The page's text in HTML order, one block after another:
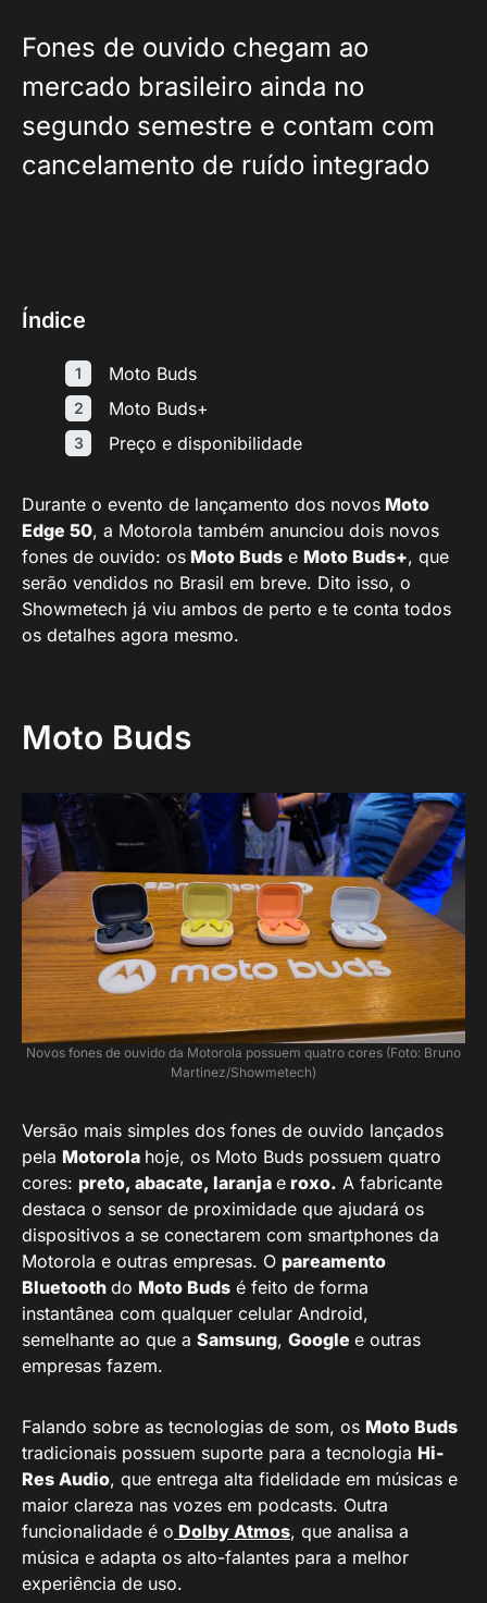
Fones de ouvido chegam ao
mercado brasileiro ainda no
segundo semestre e contam com
cancelamento de ruído integrado
Índice
Moto Buds
Moto Buds+
Preço e disponibilidade
Durante o evento de lançamento dos novos Moto
Edge 50, a Motorola também anunciou dois novos
fones de ouvido: os Moto Buds e Moto Buds+, que
serão vendidos no Brasil em breve. Dito isso, o
Showmetech já viu ambos de perto e te conta todos
os detalhes agora mesmo.
Moto Buds
Novos fones de ouvido da Motorola possuem quatro cores (Foto: Bruno
Martinez/Showmetech)
Versão mais simples dos fones de ouvido lançados
pela Motorola hoje, os Moto Buds possuem quatro
cores: preto, abacate, laranja e roxo. A fabricante
destaca o sensor de proximidade que ajudará os
dispositivos a se conectarem com smartphones da
Motorola e outras empresas. O pareamento
Bluetooth do Moto Buds é feito de forma
instantânea com qualquer celular Android,
semelhante ao que a Samsung, Google e outras
empresas fazem.
Falando sobre as tecnologias de som, os Moto Buds
tradicionais possuem suporte para a tecnologia Hi-
Res Audio, que entrega alta fidelidade em músicas e
maior clareza nas vozes em podcasts. Outra
funcionalidade é o Dolby Atmos, que analisa a
música e adapta os alto-falantes para a melhor
experiência de uso.